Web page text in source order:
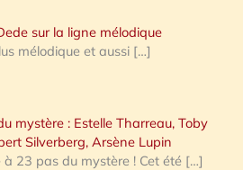
sur la ligne mélodique
mélodique et aussi […]
mystère : Estelle Tharreau, Toby
Silverberg, Arsène Lupin
à 23 pas du mystère ! Cet été […]